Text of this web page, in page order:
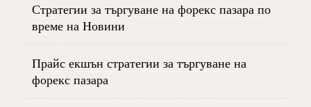
Стратегии за търгуване на форекс пазара по
време на Новини
Прайс екшън стратегии за търгуване на
форекс пазара